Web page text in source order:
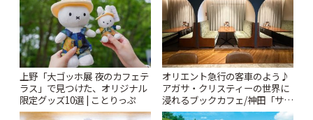
上野「大ゴッホ展 夜のカフェテ
ラス」で見つけた、オリジナル
限定グッズ10選 | ことりっぷ
オリエント急行の客車のよう♪
アガサ・クリスティーの世界に
浸れるブックカフェ/神田「サロ
ンクリスティ」 | ことりっぷ